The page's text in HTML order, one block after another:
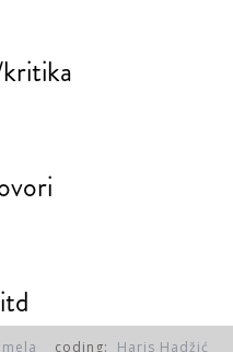
itd
mela coding: Haris Hadžić